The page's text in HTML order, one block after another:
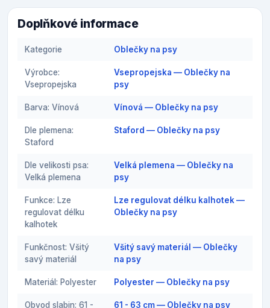
Doplňkové informace
Kategorie Oblečky na psy
Výrobce:
Vsepropejska
Vsepropejska — Oblečky na
psy
Barva: Vínová Vínová — Oblečky na psy
Dle plemena:
Staford
Staford — Oblečky na psy
Dle velikosti psa:
Velká plemena
Velká plemena — Oblečky na
psy
Funkce: Lze
regulovat délku
kalhotek
Lze regulovat délku kalhotek —
Oblečky na psy
Funkčnost: Všitý
savý materiál
Všitý savý materiál — Oblečky
na psy
Materiál: Polyester Polyester — Oblečky na psy
Obvod slabin: 61 -
61 - 63 cm — Oblečky na psy